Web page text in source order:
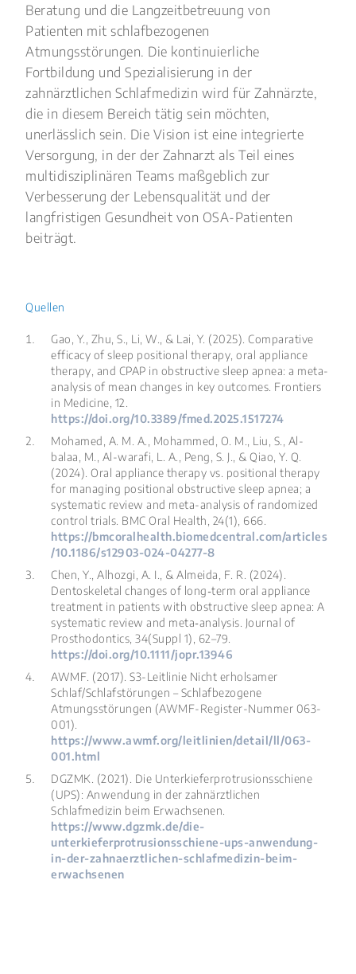
Beratung und die Langzeitbetreuung von
Patienten mit schlafbezogenen
Atmungsstörungen. Die kontinuierliche
Fortbildung und Spezialisierung in der
zahnärztlichen Schlafmedizin wird für Zahnärzte,
die in diesem Bereich tätig sein möchten,
unerlässlich sein. Die Vision ist eine integrierte
Versorgung, in der der Zahnarzt als Teil eines
multidisziplinären Teams maßgeblich zur
Verbesserung der Lebensqualität und der
langfristigen Gesundheit von OSA-Patienten
beiträgt.
Quellen
Gao, Y., Zhu, S., Li, W., & Lai, Y. (2025). Comparative
efficacy of sleep positional therapy, oral appliance
therapy, and CPAP in obstructive sleep apnea: a meta-
analysis of mean changes in key outcomes. Frontiers
in Medicine , 12.
https://doi.org/10.3389/fmed.2025.1517274
Mohamed, A. M. A., Mohammed, O. M., Liu, S., Al-
balaa, M., Al-warafi, L. A., Peng, S. J., & Qiao, Y. Q.
(2024). Oral appliance therapy vs. positional therapy
for managing positional obstructive sleep apnea; a
systematic review and meta-analysis of randomized
control trials. BMC Oral Health , 24(1), 666.
https://bmcoralhealth.biomedcentral.com/articles
/10.1186/s12903-024-04277-8
Chen, Y., Alhozgi, A. I., & Almeida, F. R. (2024).
Dentoskeletal changes of long‐term oral appliance
treatment in patients with obstructive sleep apnea: A
systematic review and meta‐analysis. Journal of
Prosthodontics , 34(Suppl 1), 62–79.
https://doi.org/10.1111/jopr.13946
AWMF. (2017). S3-Leitlinie Nicht erholsamer
Schlaf/Schlafstörungen – Schlafbezogene
Atmungsstörungen (AWMF-Register-Nummer 063-
001).
https://www.awmf.org/leitlinien/detail/ll/063-
001.html
DGZMK. (2021). Die Unterkieferprotrusionsschiene
(UPS): Anwendung in der zahnärztlichen
Schlafmedizin beim Erwachsenen
https://www.dgzmk.de/die-
unterkieferprotrusionsschiene-ups-anwendung-
in-der-zahnaerztlichen-schlafmedizin-beim-
erwachsenen